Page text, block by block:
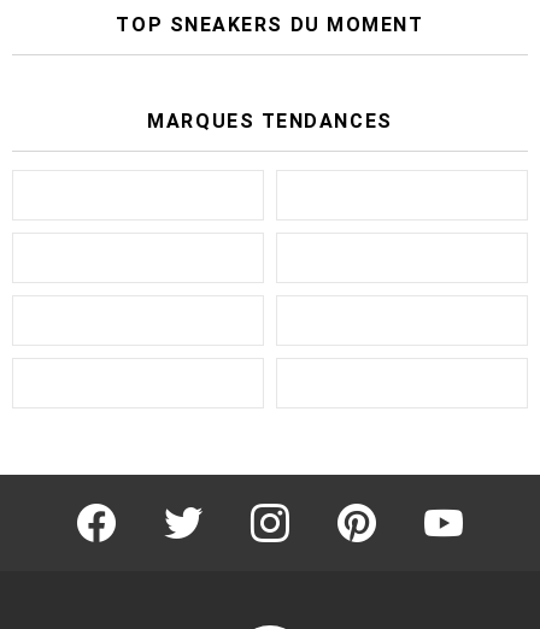
TOP SNEAKERS DU MOMENT
MARQUES TENDANCES
facebook twitter instagram pinterest